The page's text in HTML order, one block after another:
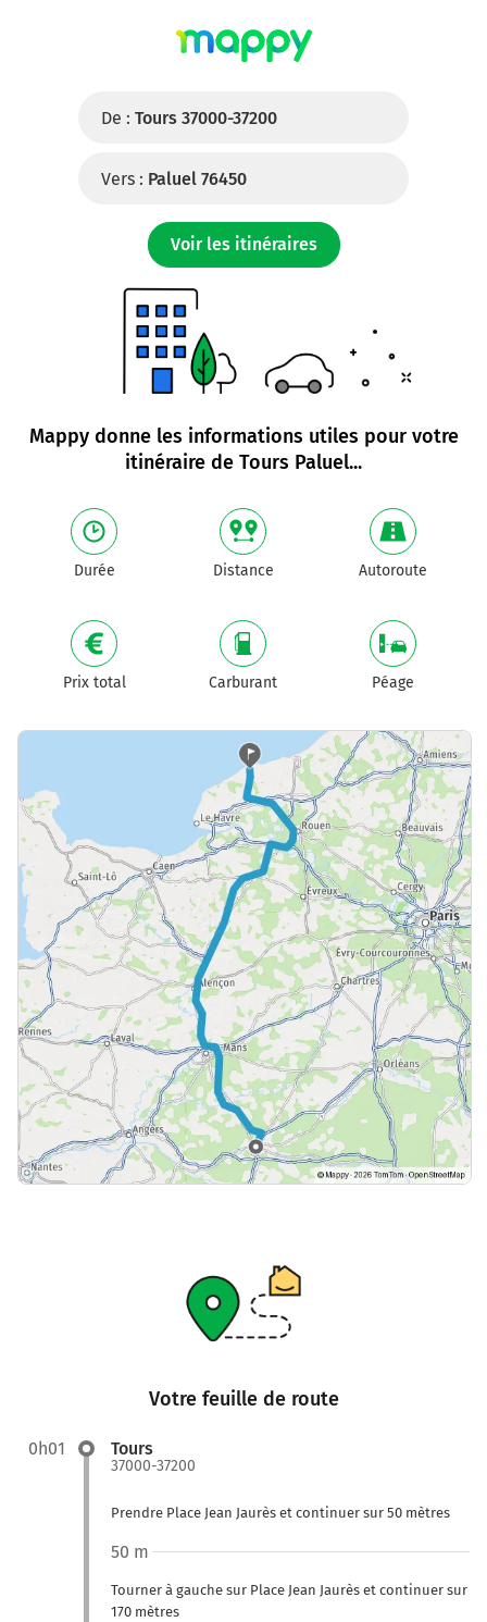
De : Tours 37000-37200
Vers : Paluel 76450
Voir les itinéraires
Mappy donne les informations utiles pour votre
itinéraire de Tours Paluel...
Durée Distance Autoroute
Prix total Carburant Péage
Votre feuille de route
0h01 Tours
37000-37200
Prendre Place Jean Jaurès et continuer sur 50 mètres
Tourner à gauche sur Place Jean Jaurès et continuer sur
170 mètres
50 m